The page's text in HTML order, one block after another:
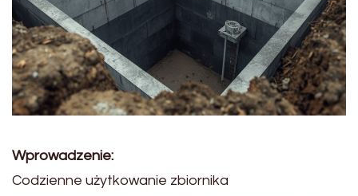
Wprowadzenie:
Codzienne użytkowanie zbiornika